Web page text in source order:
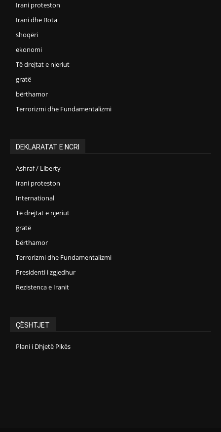
Irani proteston
Irani dhe Bota
shoqëri
ekonomi
Të drejtat e njeriut
gratë
bërthamor
Terrorizmi dhe Fundamentalizmi
DEKLARATAT E NCRI
Ashraf / Liberty
Irani proteston
International
Të drejtat e njeriut
gratë
bërthamor
Terrorizmi dhe Fundamentalizmi
Presidenti i zgjedhur
Rezistenca e Iranit
ÇËSHTJET
Plani i Dhjetë Pikës